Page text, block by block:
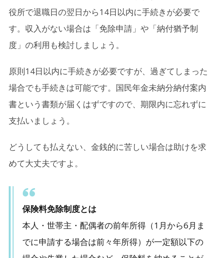
役所で退職日の翌日から14日以内に手続きが必要で
す。収入がない場合は「免除申請」や「納付猶予制
度」の利用も検討しましょう。
原則14日以内に手続きが必要ですが、過ぎてしまった
場合でも手続きは可能です。国民年金未納分納付案内
書という書類が届くはずですので、期限内に忘れずに
支払いましょう。
どうしても払えない、金銭的に苦しい場合は助けを求
めて大丈夫ですよ。
保険料免除制度とは
本人・世帯主・配偶者の前年所得（1月から6月ま
でに申請する場合は前々年所得）が一定額以下の